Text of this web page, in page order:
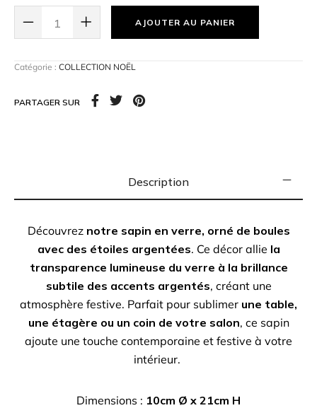
une étagère ou un coin de votre salon
ajoute une touche contemporaine et festive à votre
10cm Ø x 21cm H
AJOUTER AU PANIER
Catégorie : COLLECTION NOËL
PARTAGER SUR
Description
Découvrez notre sapin en verre, orné de boules
avec des étoiles argentées. Ce décor allie la
transparence lumineuse du verre à la brillance
subtile des accents argentés, créant une
atmosphère festive. Parfait pour sublimer une table,
une étagère ou un coin de votre salon, ce sapin
ajoute une touche contemporaine et festive à votre
intérieur.
Dimensions : 10cm Ø x 21cm H